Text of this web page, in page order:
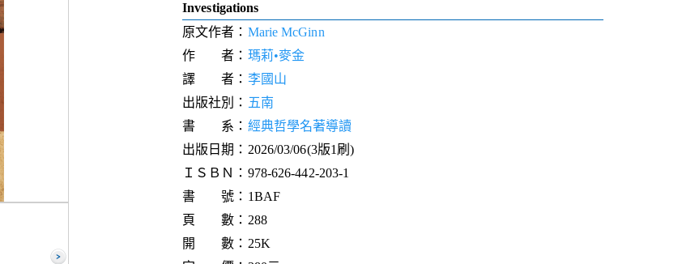
Investigations
原文作者： Marie McGinn
作 者： 瑪莉•麥金
譯 者： 李國山
出版社別： 五南
書 系： 經典哲學名著導讀
出版日期：2026/03/06(3版1刷)
ＩＳＢＮ：978-626-442-203-1
書 號：1BAF
頁 數：288
開 數：25K